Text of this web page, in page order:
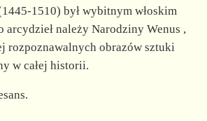
1510) był wybitnym włoskim
arcydzieł należy Narodziny Wenus ,
rozpoznawalnych obrazów sztuki
w całej historii.